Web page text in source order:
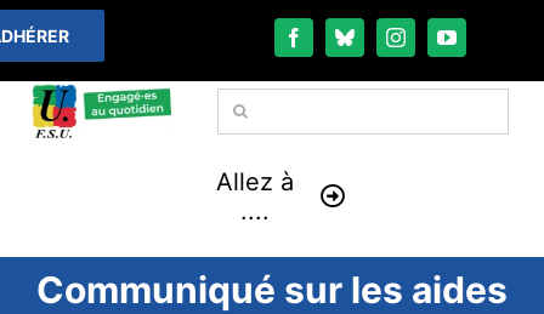
Passer
au
contenu
Rechercher:
Allez à
....
À LA UNE
Communiqué sur les aides